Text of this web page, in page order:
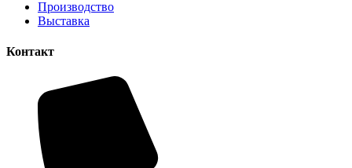
Производство
Выставка
Контакт